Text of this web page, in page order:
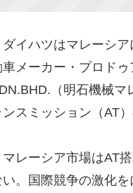
イハツはマレーシア
車メーカー・プロドゥ
（明石機械マ
ンスミッション（AT
レーシア市場はAT
い。国際競争の激化